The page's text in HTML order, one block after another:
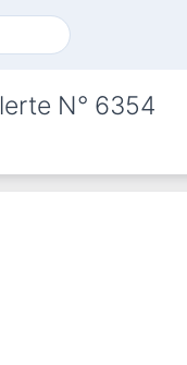
N° 6354